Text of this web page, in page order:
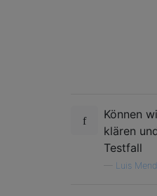
Können
klären
Testfall
Luis